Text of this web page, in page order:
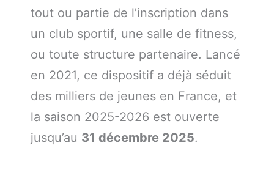
tout ou partie de l’inscription dans
un club sportif, une salle de fitness,
ou toute structure partenaire. Lancé
en 2021, ce dispositif a déjà séduit
des milliers de jeunes en France, et
la saison 2025-2026 est ouverte
jusqu’au 31 décembre 2025.